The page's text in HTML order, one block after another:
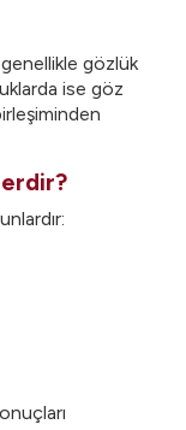
gözlük
ise göz